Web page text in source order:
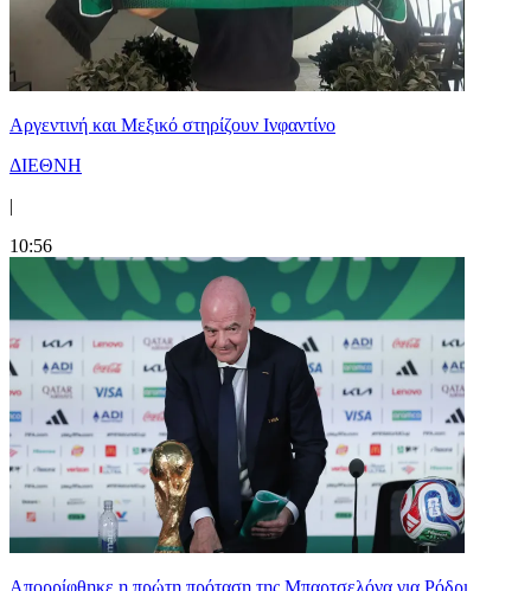
Αργεντινή και Μεξικό στηρίζουν Ινφαντίνο
ΔΙΕΘΝΗ
|
10:56
Απορρίφθηκε η πρώτη πρόταση της Μπαρτσελόνα για Ρόδρι